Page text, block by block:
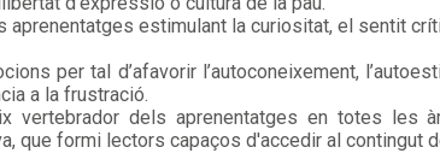
aprenentatges estimulant la curiositat, el sentit
per tal d’afavorir l’autoconeixement,
a la frustració.
vertebrador dels aprenentatges en totes les
que formi lectors capaços d'accedir al contingut